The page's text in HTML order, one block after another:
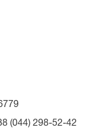
(044) 298-52-42